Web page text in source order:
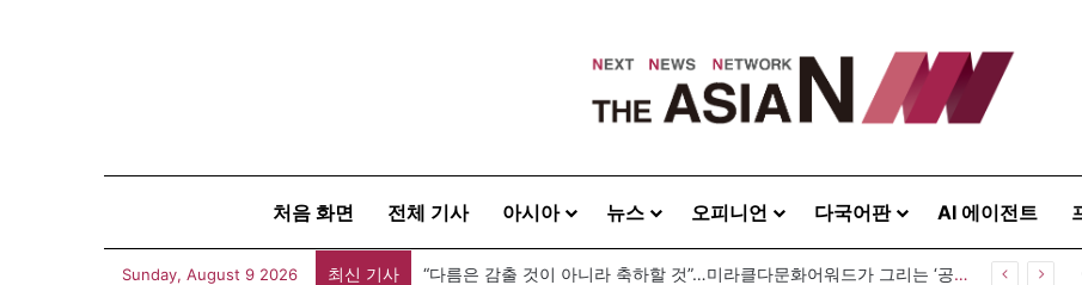
처음 화면 전체 기사 아시아 뉴스 오피니언 다국어판 AI 에이전트
Sunday, August 9 2026 최신 기사 “다름은 감출 것이 아니라 축하할 것”…미라클다문화어워드가 그리는 ‘공존’의 미래